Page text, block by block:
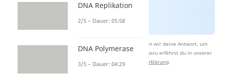
Nach Beantwortung speichern wir deine Antwort, um
Studyflix zu verbessern. Mehr dazu erfährst du in unserer
Datenschutzerklärung
DNA Replikation
2/5 – Dauer: 05:58
DNA Polymerase
3/5 – Dauer: 04:29